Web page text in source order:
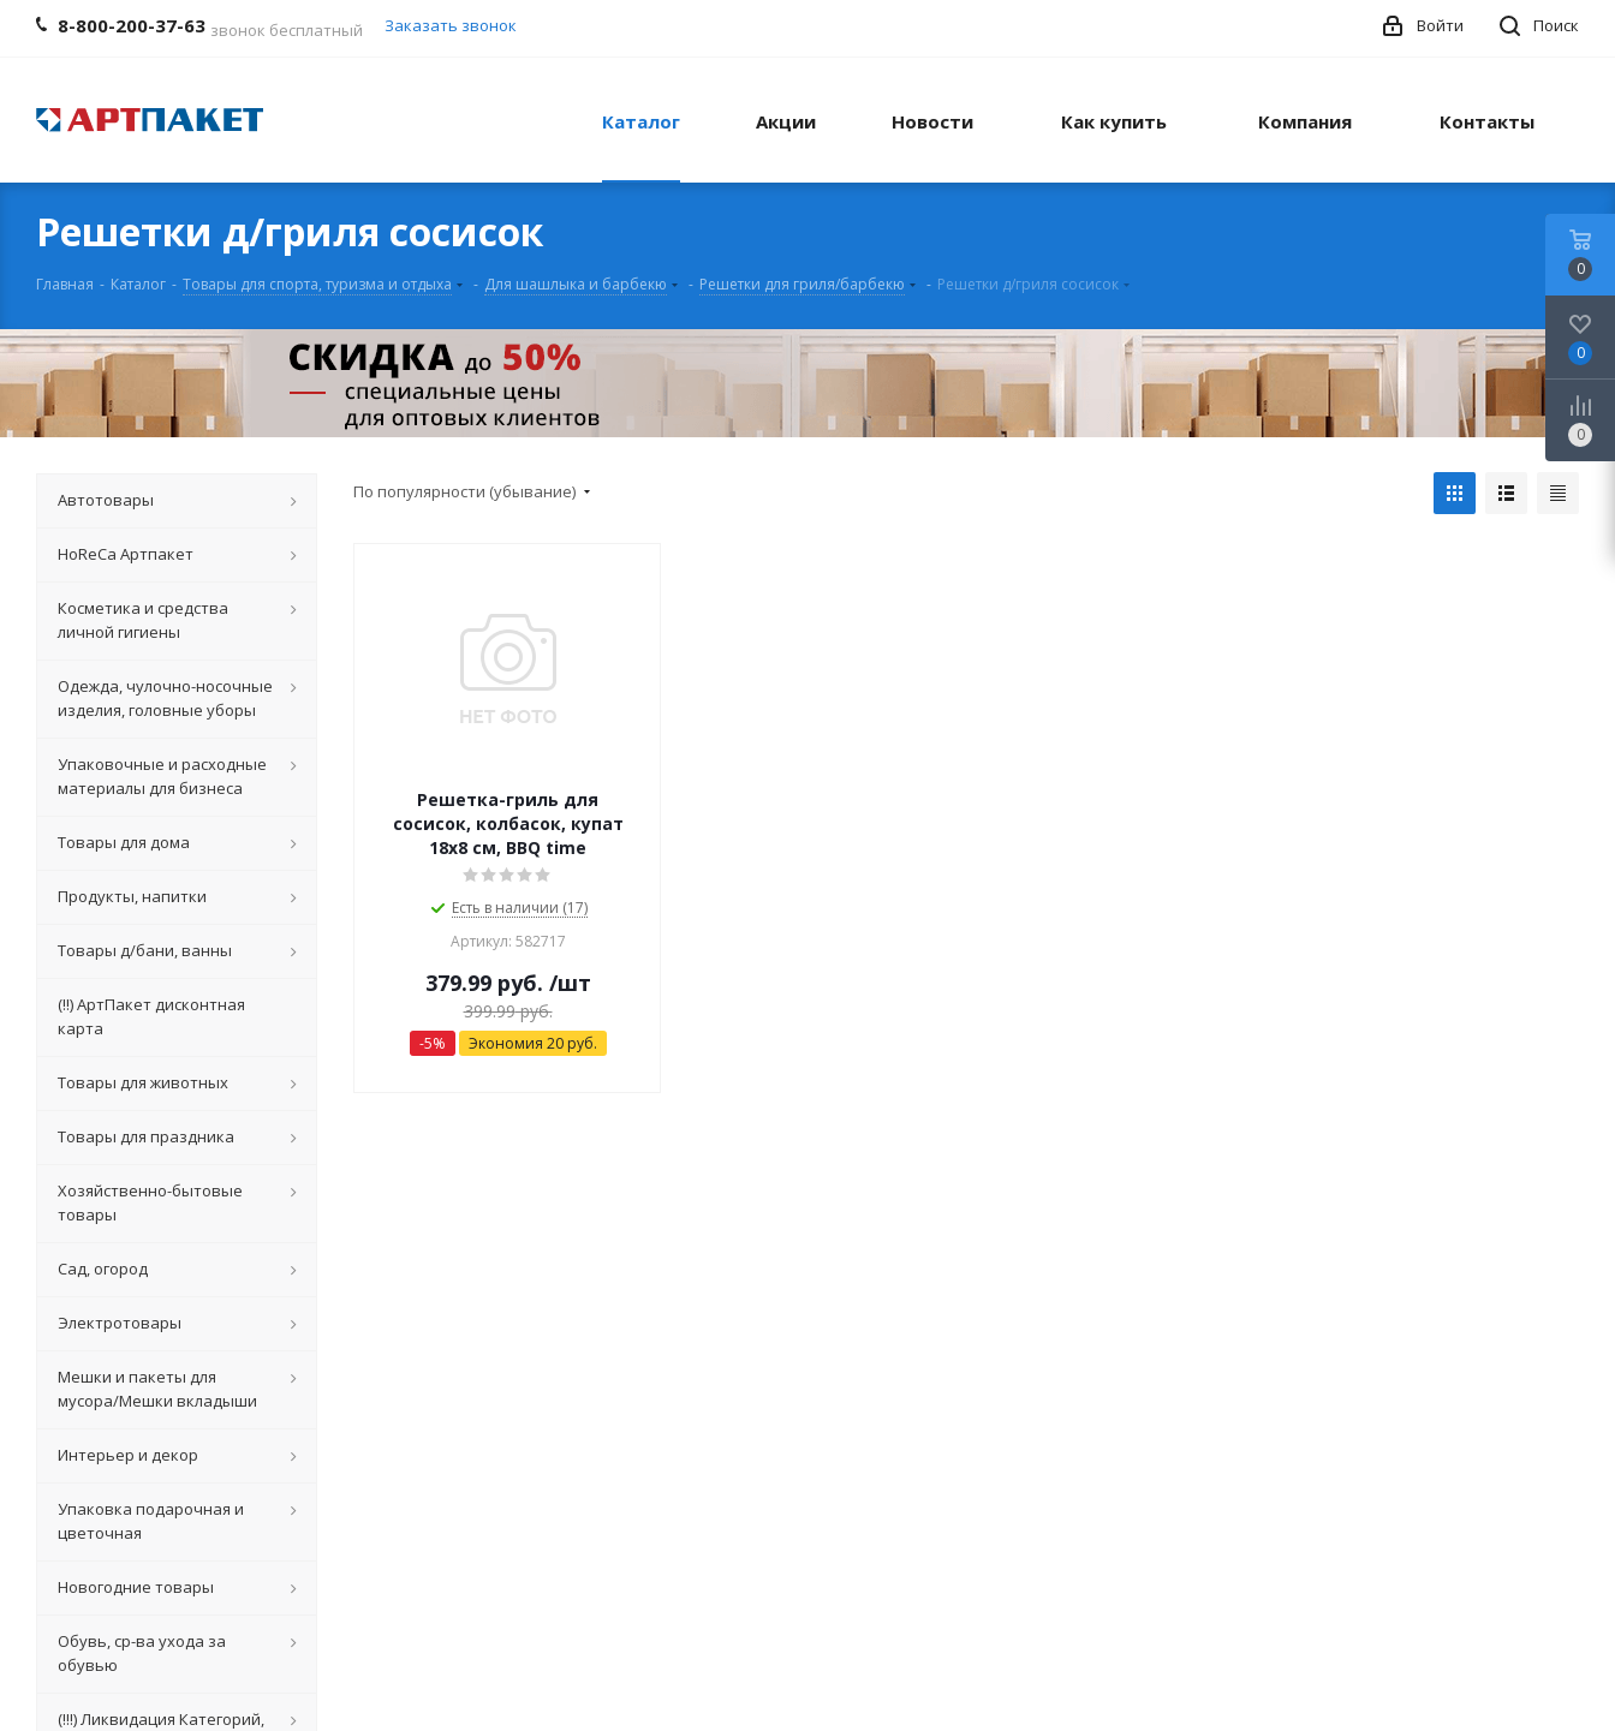
8-800-200-37-63 звонок бесплатный Заказать звонок Поиск
Войти
Каталог Акции Новости Как купить Компания Контакты
Решетки д/гриля сосисок
Главная - Каталог - Товары для спорта, туризма и отдыха - Для шашлыка и барбекю - Решетки для гриля/барбекю - Решетки д/гриля сосисок
По популярности (убывание)
Решетка-гриль для
сосисок, колбасок, купат
18х8 см, BBQ time
Есть в наличии (17)
Артикул: 582717
379.99руб. /шт
399.99руб.
-5% Экономия 20руб.
Автотовары
HoReCa Артпакет
Косметика и средства
личной гигиены
Одежда, чулочно-носочные
изделия, головные уборы
Упаковочные и расходные
материалы для бизнеса
Товары для дома
Продукты, напитки
Товары д/бани, ванны
(!!) АртПакет дисконтная
карта
Товары для животных
Товары для праздника
Хозяйственно-бытовые
товары
Сад, огород
Электротовары
Мешки и пакеты для
мусора/Мешки вкладыши
Интерьер и декор
Упаковка подарочная и
цветочная
Новогодние товары
Обувь, ср-ва ухода за
обувью
(!!!) Ликвидация Категорий,
0
0
0